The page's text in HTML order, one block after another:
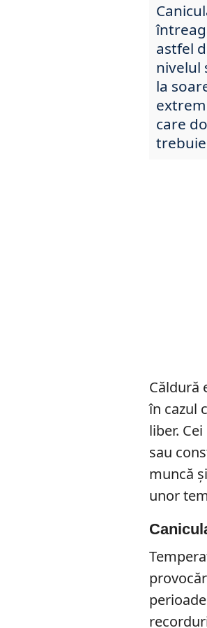
astfel
nivelul
la
care
Căldură
în cazul
liber.
sau
muncă
unor